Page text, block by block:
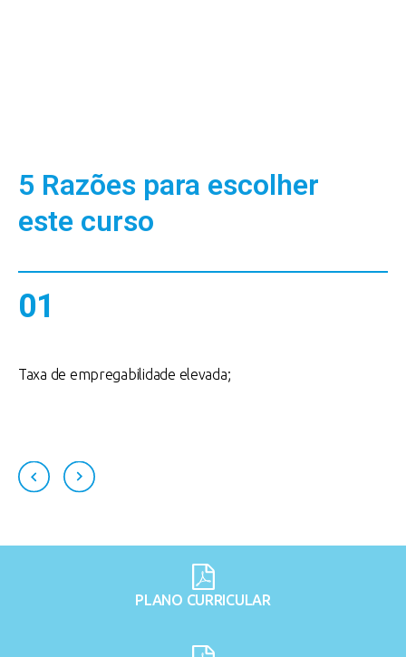
5 Razões para escolher
este curso
01
Taxa de empregabilidade elevada;
PLANO CURRICULAR